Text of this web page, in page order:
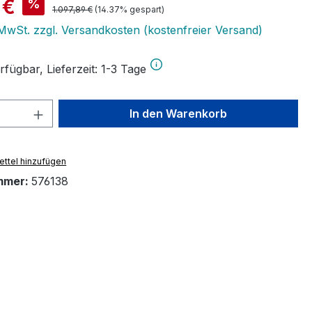
% Regulärer Preis:
1.097,89 € (14.37% gespart)
zzgl. Versandkosten (kostenfreier Versand)
Lieferzeit: 1-3 Tage
Gib den gewünschten Wert
In den Warenkorb
hinzufügen
576138